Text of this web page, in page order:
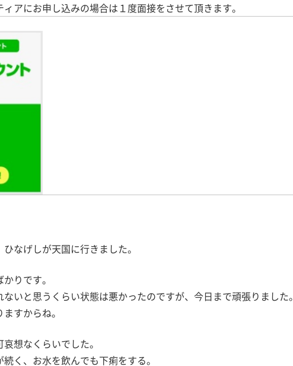
アにお申し込みの場合は１度面接をさせて頂きます。
ひなげしが天国に行きました。
りです。
いと思うくらい状態は悪かったのですが、今日まで頑張りました。
すからね。
想なくらいでした。
く、お水を飲んでも下痢をする。